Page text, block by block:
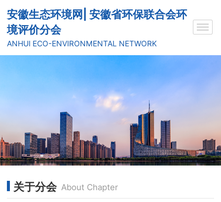
安徽生态环境网| 安徽省环保联合会环
境评价分会
ANHUI ECO-ENVIRONMENTAL NETWORK
关于分会 About Chapter